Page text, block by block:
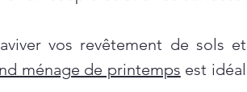
vos revêtement de sols et
ménage de printemps est idéal